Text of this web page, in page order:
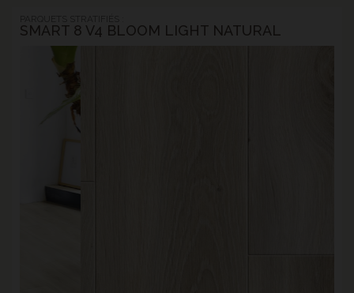
SMART 8 V4 BLOOM LIGHT NATURAL